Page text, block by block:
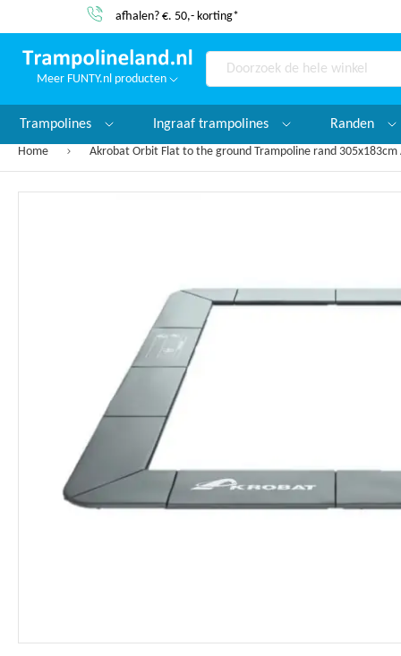
Home Akrobat Orbit Flat to the ground Trampoline rand
Service & garantie
Meer FUNTY.nl producten
Search
Trampolines Ingraaf trampolines Randen